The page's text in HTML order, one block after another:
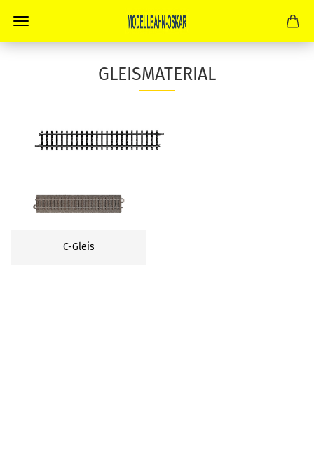
GLEISMATERIAL
C-Gleis